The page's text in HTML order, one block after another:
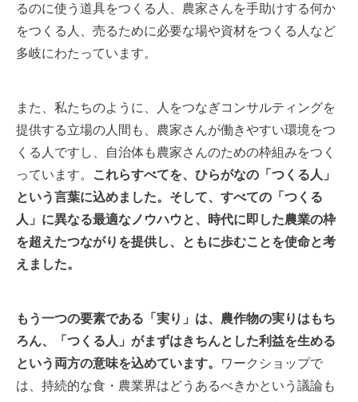
るのに使う道具をつくる人、農家さんを手助けする何か
をつくる人、売るために必要な場や資材をつくる人など
多岐にわたっています。
また、私たちのように、人をつなぎコンサルティングを
提供する立場の人間も、農家さんが働きやすい環境をつ
くる人ですし、自治体も農家さんのための枠組みをつく
っています。
これらすべてを、ひらがなの「つくる人」
という言葉に込めました。そして、すべての「つくる
人」に異なる最適なノウハウと、時代に即した農業の枠
を超えたつながりを提供し、ともに歩むことを使命と考
えました。
もう一つの要素である「実り」は、農作物の実りはもち
ろん、「つくる人」がまずはきちんとした利益を生める
という両方の意味を込めています。
ワークショップで
は、持続的な食・農業界はどうあるべきかという議論も